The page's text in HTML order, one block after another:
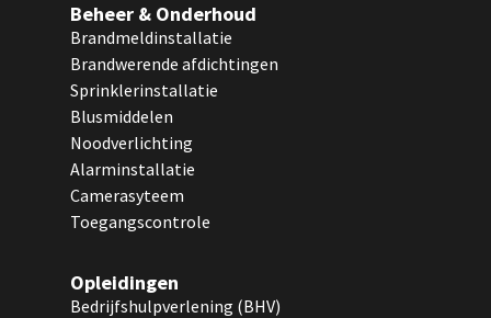
Beheer & Onderhoud
Brandmeldinstallatie
Brandwerende afdichtingen
Sprinklerinstallatie
Blusmiddelen
Noodverlichting
Alarminstallatie
Camerasyteem
Toegangscontrole
Opleidingen
Bedrijfshulpverlening (BHV)